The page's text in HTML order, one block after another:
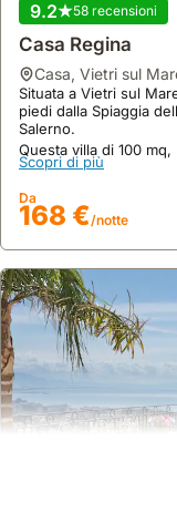
9.2 58 recensioni
Casa Regina
casa, Vietri sul
Situata a Vietri sul
piedi dalla Spiaggia
Salerno.
Questa villa di 100
condizionata, WiFi
Scopri di più
Da
168 €/notte